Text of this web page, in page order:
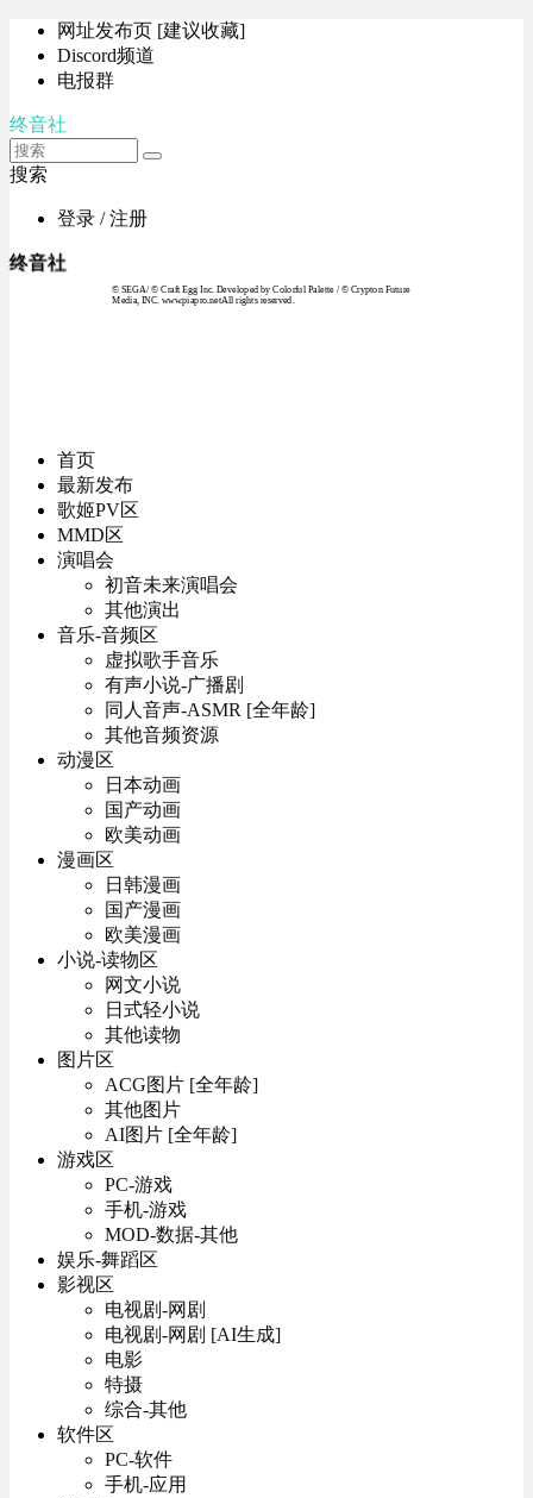
网址发布页 [建议收藏]
Discord频道
电报群
终音社
搜索
登录 / 注册
终音社
© SEGA / © Craft Egg Inc. Developed by Colorful Palette / © Crypton Future
Media, INC. www.piapro.netAll rights reserved.
首页
最新发布
歌姬PV区
MMD区
演唱会
初音未来演唱会
其他演出
音乐-音频区
虚拟歌手音乐
有声小说-广播剧
同人音声-ASMR [全年龄]
其他音频资源
动漫区
日本动画
国产动画
欧美动画
漫画区
日韩漫画
国产漫画
欧美漫画
小说-读物区
网文小说
日式轻小说
其他读物
图片区
ACG图片 [全年龄]
其他图片
AI图片 [全年龄]
游戏区
PC-游戏
手机-游戏
MOD-数据-其他
娱乐-舞蹈区
影视区
电视剧-网剧
电视剧-网剧 [AI生成]
电影
特摄
综合-其他
软件区
PC-软件
手机-应用